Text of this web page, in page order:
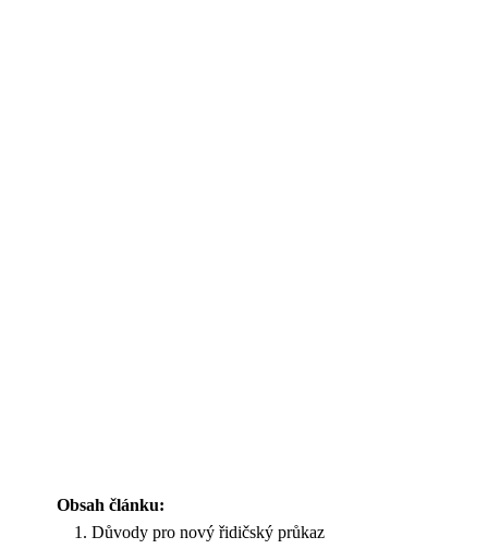
Obsah článku:
Důvody pro nový řidičský průkaz